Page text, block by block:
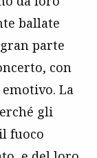
ballate
parte
con
La
gli
fuoco